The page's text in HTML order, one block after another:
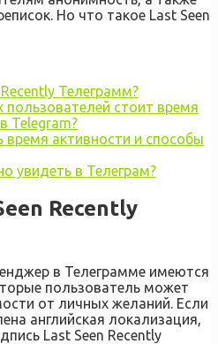
Но что такое Last Seen
Телеграмм?
стоит время
Telegram?
активности и способы
увидеть в Телеграм?
Recently
в Телеграмме имеются
пользователь может
от личных желаний. Если
английская локализация,
Last Seen Recently